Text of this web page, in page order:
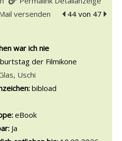
versenden
zum vorherigen
44 von 47 zum
Tab geöffnet
war ich nie
der Filmikone
nach diesem Verfasser
Uschi
bibload
eBook
Ja